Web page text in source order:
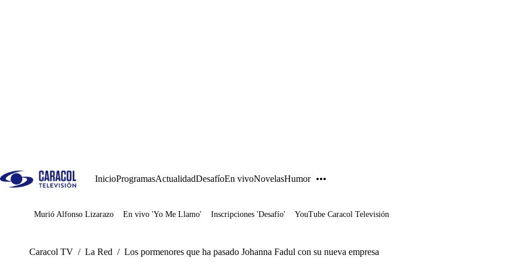
InicioProgramasActualidadDesafíoEn vivoNovelasHumor
Juegos
Murió Alfonso Lizarazo En vivo 'Yo Me Llamo' Inscripciones 'Desafío' YouTube Caracol Televisión
Caracol TV / La Red / Los pormenores que ha pasado Johanna Fadul con su nueva empresa